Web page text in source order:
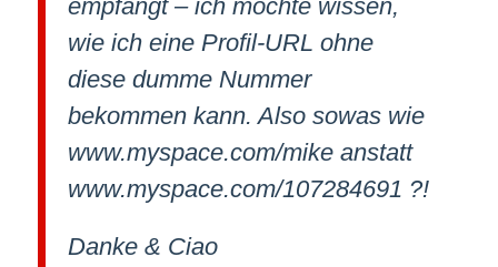
empfängt – ich möchte wissen,
wie ich eine Profil-URL ohne
diese dumme Nummer
bekommen kann. Also sowas wie
www.myspace.com/mike anstatt
www.myspace.com/107284691 ?!
Danke & Ciao